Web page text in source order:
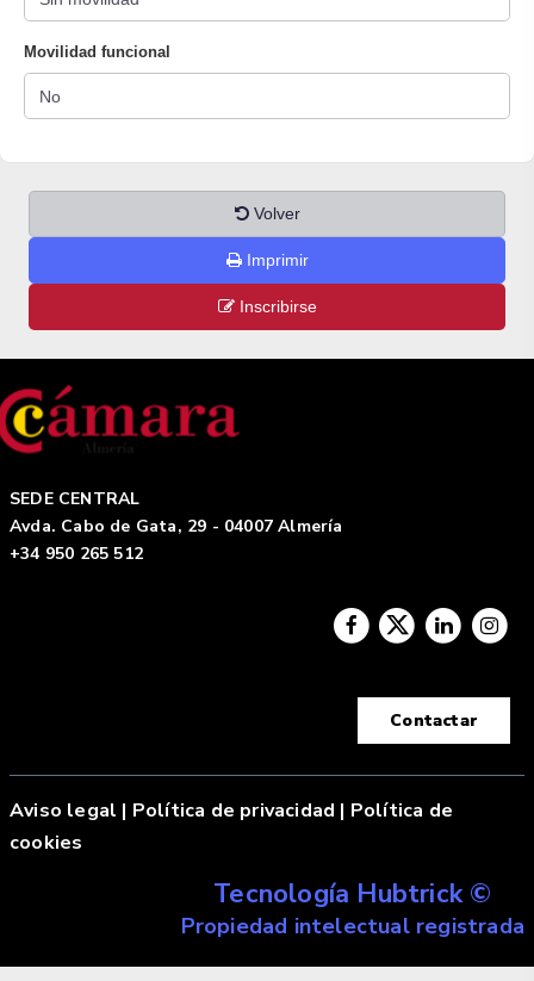
Movilidad funcional
Volver
Imprimir
Inscribirse
SEDE CENTRAL
Avda. Cabo de Gata, 29 - 04007 Almería
+34 950 265 512
Contactar
Aviso legal | Política de privacidad | Política de
cookies
Tecnología Hubtrick ©
Propiedad intelectual registrada